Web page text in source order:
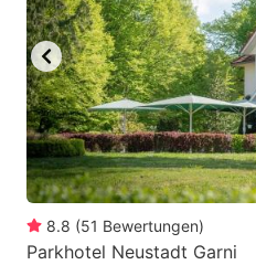
8.8 (51 Bewertungen)
Parkhotel Neustadt Garni